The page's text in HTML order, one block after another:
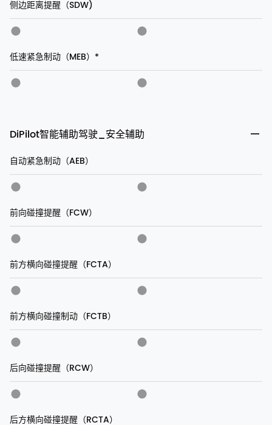
侧边距离提醒（SDW)
低速紧急制动（MEB）*
DiPilot智能辅助驾驶_安全辅助
自动紧急制动（AEB）
前向碰撞提醒（FCW）
前方横向碰撞提醒（FCTA）
前方横向碰撞制动（FCTB）
后向碰撞提醒（RCW）
后方横向碰撞提醒（RCTA）